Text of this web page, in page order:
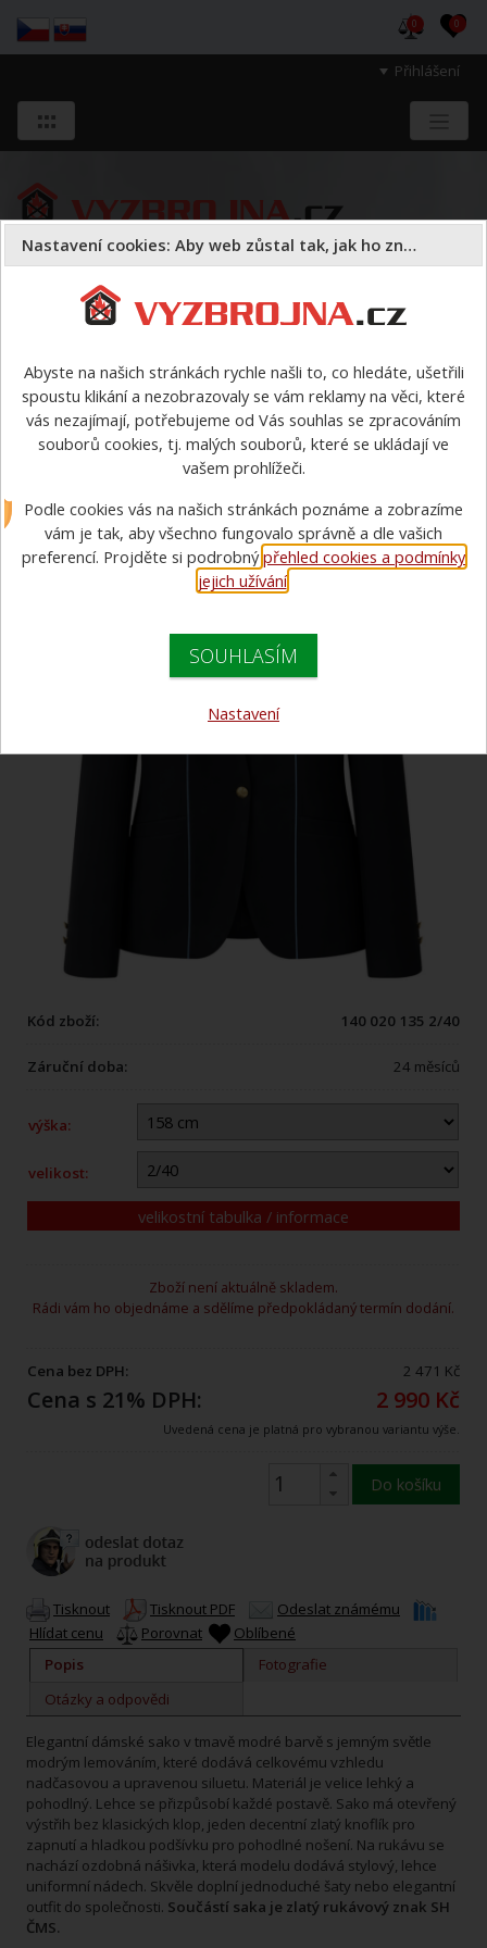
Přihlášení
0 0
a majetek druhých.
Oděvy vycházkové oděvy >Sako dámské k šatům SDH
Sako dámské k šatům SDH
Kód zboží: 140 020 135 2/40
Záruční doba: 24 měsíců
výška:
velikost:
velikostní tabulka / informace
Zboží není aktuálně skladem.
Rádi vám ho objednáme a sdělíme předpokládaný termín dodání.
Cena bez DPH: 2 471 Kč
Cena s 21% DPH: 2 990 Kč
Uvedená cena je platná pro vybranou variantu výše.
Do košíku
Tisknout Tisknout PDF
Odeslat známému
Hlídat cenu
Porovnat
Oblíbené
Popis
Fotografie
Otázky a odpovědi
Elegantní dámské sako v tmavě modré barvě s jemným světle
modrým lemováním, které dodává celkovému vzhledu
nadčasovou a upravenou siluetu. Materiál je velice lehký a
pohodlný. Lehce se přizpůsobí každé postavě. Sako má otevřený
výstřih bez klasických klop, jeden decentní zlatý knoflík pro
zapnutí a hladkou podšívku pro pohodlné nošení. Na rukávu se
nachází ozdobná nášivka, která modelu dodává stylový, lehce
uniformní nádech. Skvěle doplní jednoduché šaty nebo elegantní
outfit do společnosti. Součástí saka je zlatý rukávový znak SH
ČMS.
Nastavení cookies: Aby web zůstal tak, jak ho znáte
Abyste na našich stránkách rychle našli to, co hledáte, ušetřili
spoustu klikání a nezobrazovaly se vám reklamy na věci, které
vás nezajímají, potřebujeme od Vás souhlas se zpracováním
souborů cookies, tj. malých souborů, které se ukládají ve
vašem prohlížeči.
Podle cookies vás na našich stránkách poznáme a zobrazíme
vám je tak, aby všechno fungovalo správně a dle vašich
preferencí. Projděte si podrobnýpřehled cookies a podmínky
jejich užívání.
SOUHLASÍM
Nastavení